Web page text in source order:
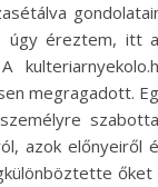
úgy éreztem, itt
megragadott.
azok előnyeiről
őket